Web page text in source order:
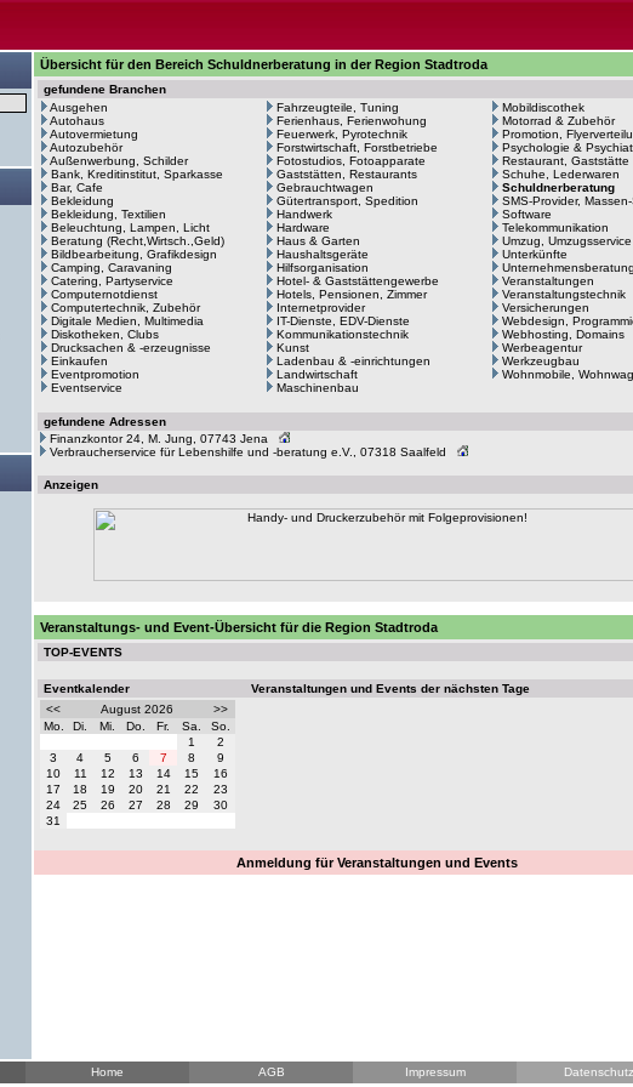
Übersicht für den Bereich Schuldnerberatung in der Region Stadtroda
gefundene Branchen
Ausgehen
Autohaus
Autovermietung
Autozubehör
Außenwerbung, Schilder
Bank, Kreditinstitut, Sparkasse
Bar, Cafe
Bekleidung
Bekleidung, Textilien
Beleuchtung, Lampen, Licht
Beratung (Recht,Wirtsch.,Geld)
Bildbearbeitung, Grafikdesign
Camping, Caravaning
Catering, Partyservice
Computernotdienst
Computertechnik, Zubehör
Digitale Medien, Multimedia
Diskotheken, Clubs
Drucksachen & -erzeugnisse
Einkaufen
Eventpromotion
Eventservice
Fahrzeugteile, Tuning
Ferienhaus, Ferienwohung
Feuerwerk, Pyrotechnik
Forstwirtschaft, Forstbetriebe
Fotostudios, Fotoapparate
Gaststätten, Restaurants
Gebrauchtwagen
Gütertransport, Spedition
Handwerk
Hardware
Haus & Garten
Haushaltsgeräte
Hilfsorganisation
Hotel- & Gaststättengewerbe
Hotels, Pensionen, Zimmer
Internetprovider
IT-Dienste, EDV-Dienste
Kommunikationstechnik
Kunst
Ladenbau & -einrichtungen
Landwirtschaft
Maschinenbau
Mobildiscothek
Motorrad & Zubehör
Promotion,
Psychologie &
Restaurant, Gaststätte
Schuhe, Lederwaren
Schuldnerberatung
SMS-Provider,
Software
Telekommunikation
Umzug, Umzugsservice
Unterkünfte
Unternehmensberatung
Veranstaltungen
Veranstaltungstechnik
Versicherungen
Webdesign,
Webhosting, Domains
Werbeagentur
Werkzeugbau
Wohnmobile,
gefundene Adressen
Finanzkontor 24, M. Jung, 07743 Jena
Verbraucherservice für Lebenshilfe und -beratung e.V., 07318 Saalfeld
Anzeigen
Veranstaltungs- und Event-Übersicht für die Region Stadtroda
TOP-EVENTS
Eventkalender
Veranstaltungen und Events der nächsten Tage
<<
August 2026
>>
Mo.
Di. Mi. Do. Fr. Sa.
So.
1
2
3
4 5 6 7 8
9
10
11 12 13 14 15
16
17
18 19 20 21 22
23
24
25 26 27 28 29
30
31
Anmeldung für Veranstaltungen und Events
Home AGB Impressum Datenschutz